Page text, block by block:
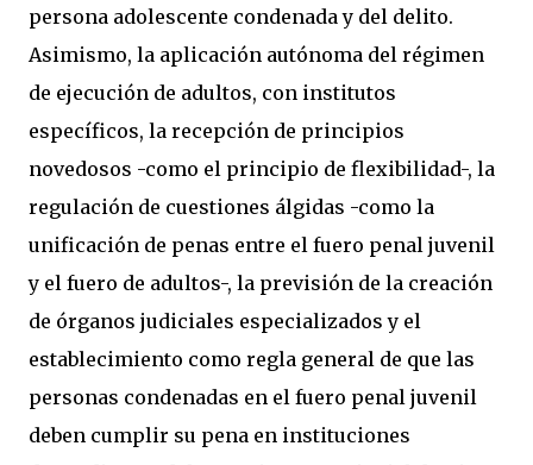
persona adolescente condenada y del delito.
Asimismo, la aplicación autónoma del régimen
de ejecución de adultos, con institutos
específicos, la recepción de principios
novedosos -como el principio de flexibilidad-, la
regulación de cuestiones álgidas -como la
unificación de penas entre el fuero penal juvenil
y el fuero de adultos-, la previsión de la creación
de órganos judiciales especializados y el
establecimiento como regla general de que las
personas condenadas en el fuero penal juvenil
deben cumplir su pena en instituciones